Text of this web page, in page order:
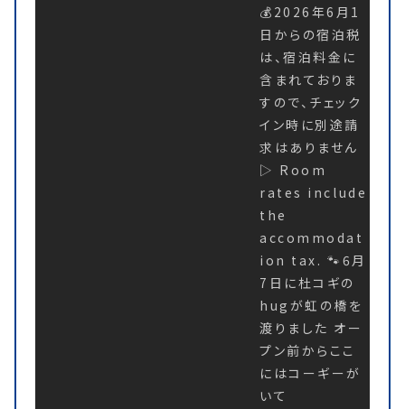
💰2026年6月1
日からの宿泊税
は、宿泊料金に
含まれておりま
すので、チェック
イン時に別途請
求はありません
▷ Room
rates include
the
accommodat
ion tax. 🐾6月
7日に杜コギの
hugが虹の橋を
渡りました オー
プン前からここ
にはコーギーが
いて